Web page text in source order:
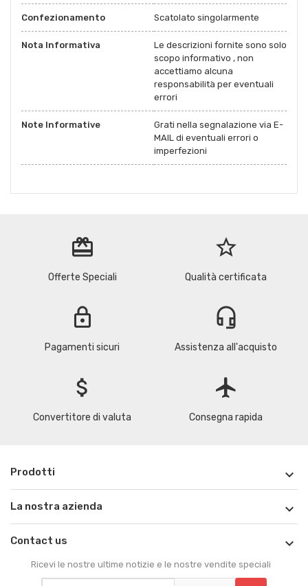
Confezionamento Scatolato singolarmente
Nota Informativa
Le descrizioni fornite sono solo
scopo informativo , non
accettiamo alcuna
responsabilità per eventuali
errori
Note Informative
Grati nella segnalazione via E-
MAIL di eventuali errori o
imperfezioni
redeem
Offerte Speciali
star_border
Qualità certificata
lock
Pagamenti sicuri
headset_mic
Assistenza all'acquisto
attach_money
Convertitore di valuta
flight
Consegna rapida
Prodotti 
La nostra azienda 
Contact us 
Ricevi le nostre ultime notizie e le nostre vendite speciali